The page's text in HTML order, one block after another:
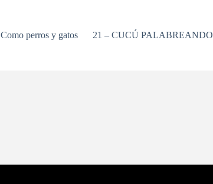
Como perros y gatos 21 – CUCÚ PALABREANDO